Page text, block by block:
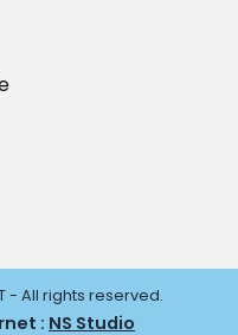
- All rights reserved.
: NS Studio